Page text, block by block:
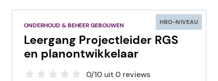
HBO-NIVEAU
ONDERHOUD & BEHEER GEBOUWEN
Leergang Projectleider RGS
en planontwikkelaar
0/10 uit 0 reviews